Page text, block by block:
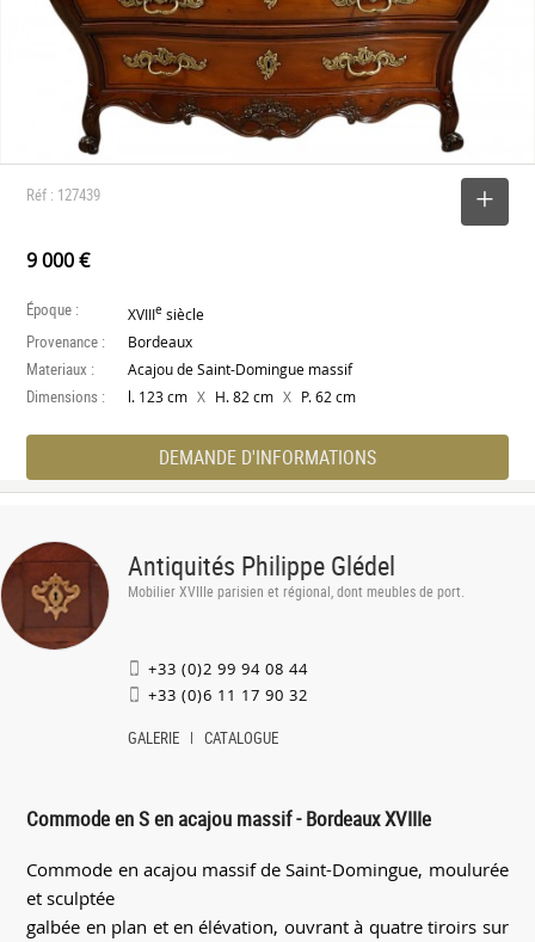
Réf : 127439
9 000 €
Époque : XVIIIe siècle
Provenance : Bordeaux
Materiaux : Acajou de Saint-Domingue massif
Dimensions : l. 123 cm X H. 82 cm X P. 62 cm
DEMANDE D'INFORMATIONS
Antiquités Philippe Glédel
Mobilier XVIIIe parisien et régional, dont meubles de port.
+33 (0)2 99 94 08 44
+33 (0)6 11 17 90 32
GALERIE CATALOGUE
Commode en S en acajou massif - Bordeaux XVIIIe
Commode en acajou massif de Saint-Domingue, moulurée
et sculptée
galbée en plan et en élévation, ouvrant à quatre tiroirs sur